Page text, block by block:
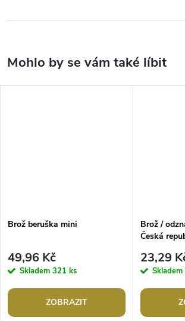
Brož beruška mini
49,96 Kč
Skladem 321 ks
ZOBRAZIT
Brož /
Česká
23,29
Skladem